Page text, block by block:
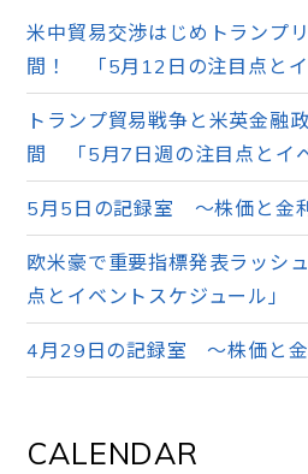
米中貿易交渉はじめトランプ
間！ 「5月12日の注目点とイ
トランプ貿易戦争と米英金融
間 「5月7日週の注目点とイ
5月5日の記録室 ～株価と金
欧米豪で重要指標発表ラッ
点とイベントスケジュール」
4月29日の記録室 ～株価と金
CALENDAR